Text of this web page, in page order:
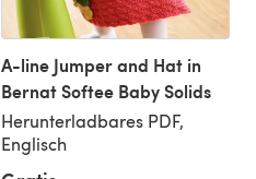
A-line Jumper and Hat in
Bernat Softee Baby Solids
Herunterladbares PDF,
Englisch